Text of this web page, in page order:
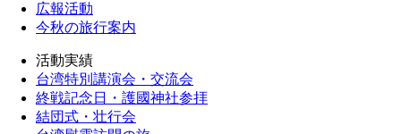
広報活動
今秋の旅行案内
活動実績
台湾特別講演会・交流会
終戦記念日・護國神社参拝
結団式・壮行会